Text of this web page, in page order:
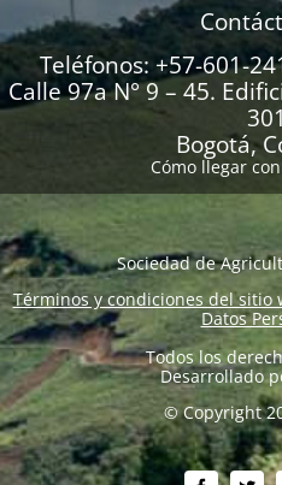
Teléfonos: +57-601-
Calle 97a N° 9 – 45.
Bogotá,
Cómo llegar
Sociedad de
Términos y condiciones del sitio
Datos
Todos los
Desarrollado
© Copyright